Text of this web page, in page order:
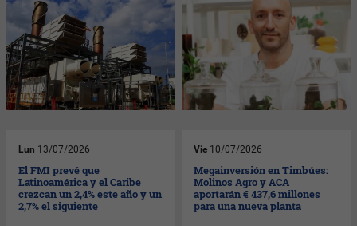
Lun 13/07/2026
El FMI prevé que
Latinoamérica y el Caribe
crezcan un 2,4% este año y un
2,7% el siguiente
Vie 10/07/2026
Megainversión en Timbúes:
Molinos Agro y ACA
aportarán € 437,6 millones
para una nueva planta